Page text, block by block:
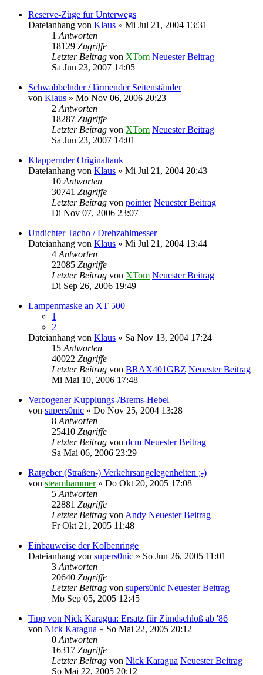
Reserve-Züge für Unterwegs
Dateianhang von Klaus » Mi Jul 21, 2004 13:31
1 Antworten
18129 Zugriffe
Letzter Beitrag von XTom Neuester Beitrag
Sa Jun 23, 2007 14:05
Schwabbelnder / lärmender Seitenständer
von Klaus » Mo Nov 06, 2006 20:23
2 Antworten
18287 Zugriffe
Letzter Beitrag von XTom Neuester Beitrag
Sa Jun 23, 2007 14:01
Klappernder Originaltank
Dateianhang von Klaus » Mi Jul 21, 2004 20:43
10 Antworten
30741 Zugriffe
Letzter Beitrag von pointer Neuester Beitrag
Di Nov 07, 2006 23:07
Undichter Tacho / Drehzahlmesser
Dateianhang von Klaus » Mi Jul 21, 2004 13:44
4 Antworten
22085 Zugriffe
Letzter Beitrag von XTom Neuester Beitrag
Di Sep 26, 2006 19:49
Lampenmaske an XT 500
1
2
Dateianhang von Klaus » Sa Nov 13, 2004 17:24
15 Antworten
40022 Zugriffe
Letzter Beitrag von BRAX401GBZ Neuester Beitrag
Mi Mai 10, 2006 17:48
Verbogener Kupplungs-/Brems-Hebel
von supers0nic » Do Nov 25, 2004 13:28
8 Antworten
25410 Zugriffe
Letzter Beitrag von dcm Neuester Beitrag
Sa Mai 06, 2006 23:29
Ratgeber (Straßen-) Verkehrsangelegenheiten ;-)
von steamhammer» Do Okt 20, 2005 17:08
5 Antworten
22881 Zugriffe
Letzter Beitrag von Andy Neuester Beitrag
Fr Okt 21, 2005 11:48
Einbauweise der Kolbenringe
Dateianhang von supers0nic » So Jun 26, 2005 11:01
3 Antworten
20640 Zugriffe
Letzter Beitrag von supers0nic Neuester Beitrag
Mo Sep 05, 2005 12:45
Tipp von Nick Karagua: Ersatz für Zündschloß ab '86
von Nick Karagua » So Mai 22, 2005 20:12
0 Antworten
16317 Zugriffe
Letzter Beitrag von Nick Karagua Neuester Beitrag
So Mai 22, 2005 20:12